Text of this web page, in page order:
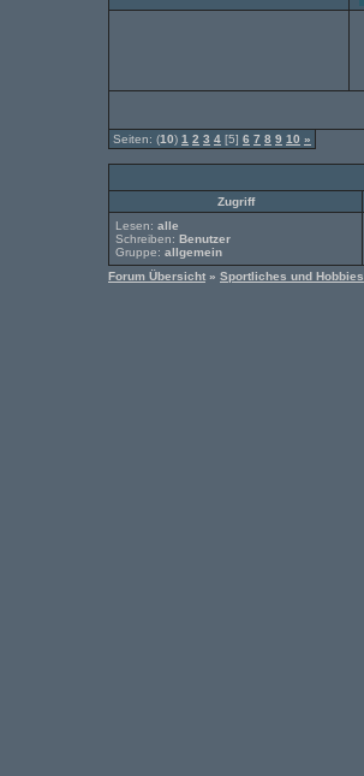
Seiten: (10) 1 2 3 4 [5] 6 7 8 9 10 »
Zugriff
Lesen: alle
Schreiben: Benutzer
Gruppe: allgemein
Forum Übersicht » Sportliches und Hobbies